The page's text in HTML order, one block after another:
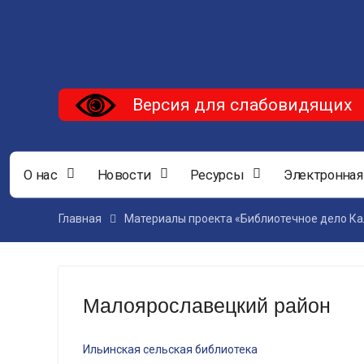
Версия для слабовидящих
О нас Новости Ресурсы
Главная Материалы проекта «Библиотечное дело
Малоярославецкий район
Ильинская сельская библиотека